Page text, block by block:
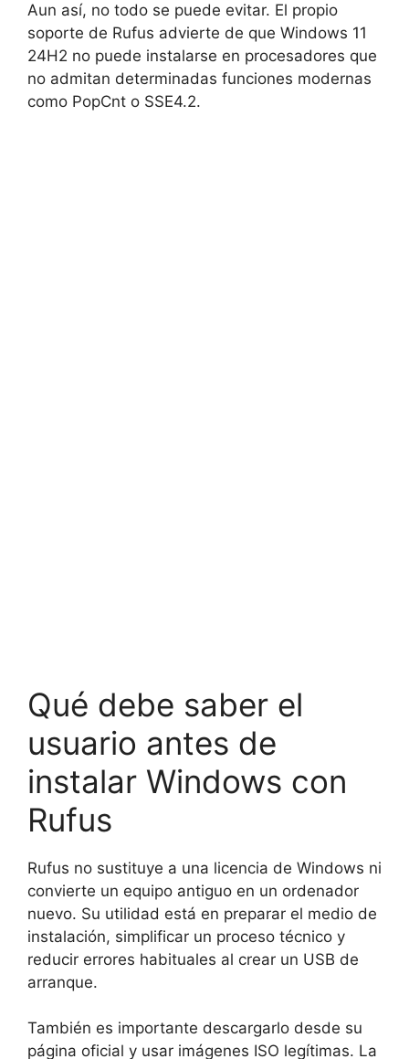
Aun así, no todo se puede evitar. El propio
soporte de Rufus advierte de que Windows 11
24H2 no puede instalarse en procesadores que
no admitan determinadas funciones modernas
como PopCnt o SSE4.2.
Qué debe saber el
usuario antes de
instalar Windows con
Rufus
Rufus no sustituye a una licencia de Windows ni
convierte un equipo antiguo en un ordenador
nuevo. Su utilidad está en preparar el medio de
instalación, simplificar un proceso técnico y
reducir errores habituales al crear un USB de
arranque.
También es importante descargarlo desde su
página oficial y usar imágenes ISO legítimas. La